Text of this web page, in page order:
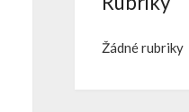
Žádné rubriky